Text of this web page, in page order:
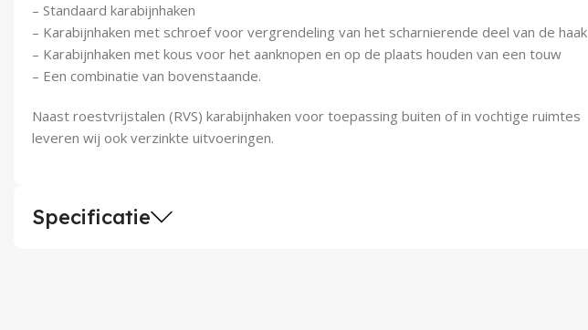
– Standaard karabijnhaken
– Karabijnhaken met schroef voor vergrendeling van het scharnierende deel van de haak
– Karabijnhaken met kous voor het aanknopen en op de plaats houden van een touw
– Een combinatie van bovenstaande.
Naast roestvrijstalen (RVS) karabijnhaken voor toepassing buiten of in vochtige ruimtes
leveren wij ook verzinkte uitvoeringen.
Specificatie